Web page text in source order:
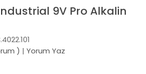
9V Pro Alkalin
) | Yorum Yaz